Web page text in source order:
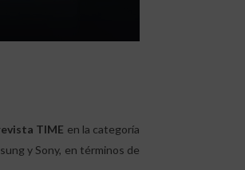
TIME en la categoría
y Sony, en términos de